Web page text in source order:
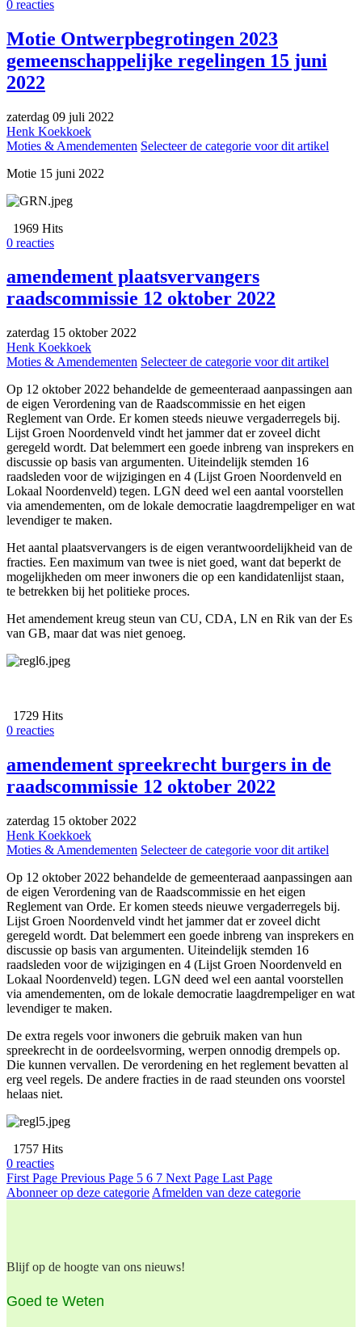
0 reacties
Motie Ontwerpbegrotingen 2023
gemeenschappelijke regelingen 15 juni
2022
zaterdag 09 juli 2022
Henk Koekkoek
Moties & Amendementen Selecteer de categorie voor dit artikel
Motie 15 juni 2022
1969 Hits
0 reacties
amendement plaatsvervangers
raadscommissie 12 oktober 2022
zaterdag 15 oktober 2022
Henk Koekkoek
Moties & Amendementen Selecteer de categorie voor dit artikel
Op 12 oktober 2022 behandelde de gemeenteraad aanpassingen aan
de eigen Verordening van de Raadscommissie en het eigen
Reglement van Orde. Er komen steeds nieuwe vergaderregels bij.
Lijst Groen Noordenveld vindt het jammer dat er zoveel dicht
geregeld wordt. Dat belemmert een goede inbreng van insprekers en
discussie op basis van argumenten. Uiteindelijk stemden 16
raadsleden voor de wijzigingen en 4 (Lijst Groen Noordenveld en
Lokaal Noordenveld) tegen. LGN deed wel een aantal voorstellen
via amendementen, om de lokale democratie laagdrempeliger en wat
levendiger te maken.
Het aantal plaatsvervangers is de eigen verantwoordelijkheid van de
fracties. Een maximum van twee is niet goed, want dat beperkt de
mogelijkheden om meer inwoners die op een kandidatenlijst staan,
te betrekken bij het politieke proces.
Het amendement kreug steun van CU, CDA, LN en Rik van der Es
van GB, maar dat was niet genoeg.
1729 Hits
0 reacties
amendement spreekrecht burgers in de
raadscommissie 12 oktober 2022
zaterdag 15 oktober 2022
Henk Koekkoek
Moties & Amendementen Selecteer de categorie voor dit artikel
Op 12 oktober 2022 behandelde de gemeenteraad aanpassingen aan
de eigen Verordening van de Raadscommissie en het eigen
Reglement van Orde. Er komen steeds nieuwe vergaderregels bij.
Lijst Groen Noordenveld vindt het jammer dat er zoveel dicht
geregeld wordt. Dat belemmert een goede inbreng van insprekers en
discussie op basis van argumenten. Uiteindelijk stemden 16
raadsleden voor de wijzigingen en 4 (Lijst Groen Noordenveld en
Lokaal Noordenveld) tegen. LGN deed wel een aantal voorstellen
via amendementen, om de lokale democratie laagdrempeliger en wat
levendiger te maken.
De extra regels voor inwoners die gebruik maken van hun
spreekrecht in de oordeelsvorming, werpen onnodig drempels op.
Die kunnen vervallen. De verordening en het reglement bevatten al
erg veel regels. De andere fracties in de raad steunden ons voorstel
helaas niet.
1757 Hits
0 reacties
First Page Previous Page 5 6 7 Next Page Last Page
Abonneer op deze categorie Afmelden van deze categorie
Blijf op de hoogte van ons nieuws!
Goed te Weten